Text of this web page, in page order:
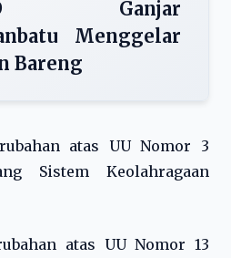
Ganjar
Menggelar
Bareng
atas UU Nomor 3
Sistem Keolahragaan
atas UU Nomor 13